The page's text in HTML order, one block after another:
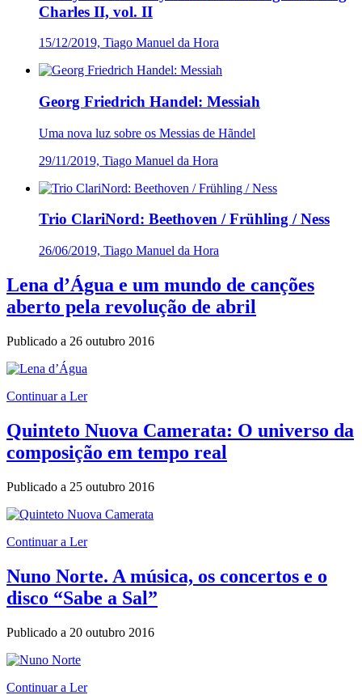
Charles II, vol. II
15/12/2019, Tiago Manuel da Hora
Georg Friedrich Handel: Messiah
Uma nova luz sobre os Messias de Hãndel
29/11/2019, Tiago Manuel da Hora
Trio ClariNord: Beethoven / Frühling / Ness
26/06/2019, Tiago Manuel da Hora
Lena d’Água e um mundo de canções
aberto pela revolução de abril
Publicado a 26 outubro 2016
Continuar a Ler
Quinteto Nuova Camerata: O universo da
composição em tempo real
Publicado a 25 outubro 2016
Continuar a Ler
Nuno Norte. A música, os concertos e o
disco “Sabe a Sal”
Publicado a 20 outubro 2016
Continuar a Ler